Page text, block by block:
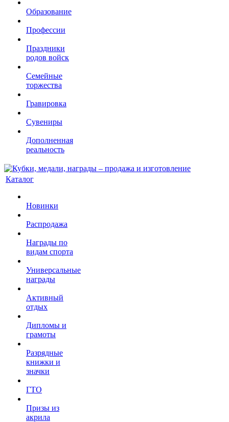
Образование
Профессии
Праздники
родов войск
Семейные
торжества
Гравировка
Сувениры
Дополненная
реальность
Каталог
Новинки
Распродажа
Награды по
видам спорта
Универсальные
награды
Активный
отдых
Дипломы и
грамоты
Разрядные
книжки и
значки
ГТО
Призы из
акрила